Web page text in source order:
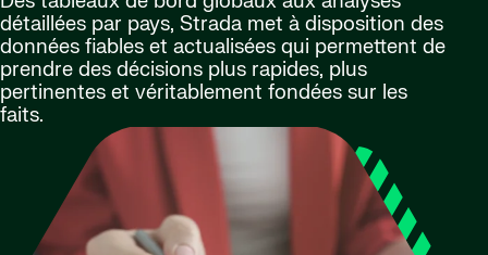
détaillées par pays, Strada met à disposition des
données fiables et actualisées qui permettent de
prendre des décisions plus rapides, plus
pertinentes et véritablement fondées sur les
faits.